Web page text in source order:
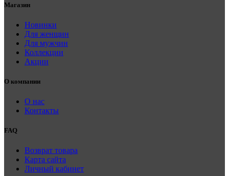
Магазин
Новинки
Для женщин
Для мужчин
Коллекции
Акции
О компании
О нас
Контакты
FAQ
Возврат товара
Карта сайта
Личный кабинет